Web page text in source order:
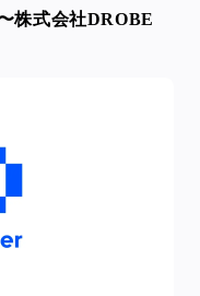
株式会社DROBE